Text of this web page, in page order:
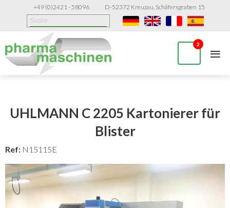
+49 (0)2421 - 58096 D-52372 Kreuzau, Schäfersgraben 15
2 ≡
UHLMANN C 2205 Kartonierer für
Blister
Ref: N15115E